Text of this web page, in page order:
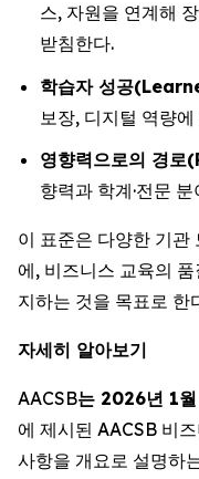
스, 자원을 연계해
받침한다.
학습자 성공
보장, 디지털 역량
영향력으로의 경
향력과 학계·전문
이 표준은 다양한 기관
에, 비즈니스 교육의
지하는 것을 목표로 한
자세히 알아보기
AACSB는 2026년 1
에 제시된 AACSB 비
사항을 개요로 설명하